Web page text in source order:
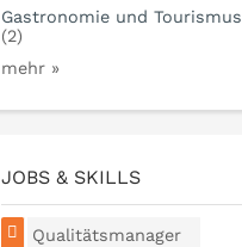
Gastronomie und Tourismus
(2)
mehr »
JOBS & SKILLS
Qualitätsmanager